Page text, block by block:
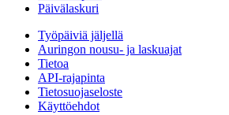
Päivälaskuri
Työpäiviä jäljellä
Auringon nousu- ja laskuajat
Tietoa
API-rajapinta
Tietosuojaseloste
Käyttöehdot